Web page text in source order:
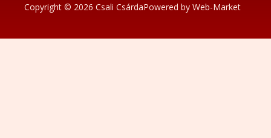
Copyright © 2026 Csali CsárdaPowered by Web-Market